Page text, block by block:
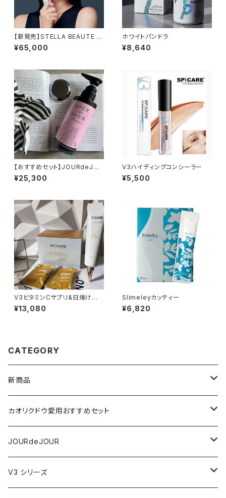
【新発売】STELLA BEAUTE レ
ーザー＆EMS リフトブラシ PR
O 2.0
¥65,000
ホワイトパンドラ
¥8,640
【おすすめセット】JOURdeJOU
Rメディテーションゲル＆テラヘ
ルツ円盤かっさ
¥25,300
V3ハイディングコンシーラー
¥5,500
V3ビタミンCサプリ&日焼け止
めセット
¥13,080
Slimeleyカッティー
¥6,820
CATEGORY
新商品
VSPIC R
テラヘルツかっさデュアルカーブ
ビューティフェイススティック・リン
カオリクドウ愛用おすすめセット
JOURdeJOURセット
JOURdeJOUR＆テラヘルツかっさセット
JOURdeJOUR
メディテーションゲル32
V3 シリーズ